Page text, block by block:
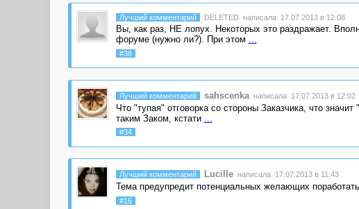
Лучший комментарий DELETED написала 17.07.2013 в 12:08
Вы, как раз, НЕ лопух. Некоторых это раздражает.
форуме (нужно ли?). При этом ...
#38
Лучший комментарий sahscenka написала 17.07.2013 в 12:02
Что "тупая" отговорка со стороны Заказчика, что
таким Заком, кстати
#34
Лучший комментарий Lucille написала 17.07.2013 в 11:43
Тема предупредит потенциальных желающих
#16